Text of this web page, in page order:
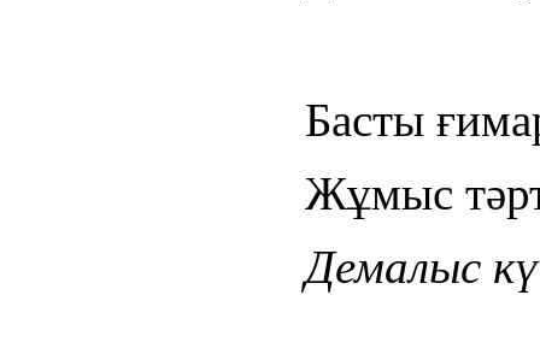
Басты
Жұмыс
Демалыс